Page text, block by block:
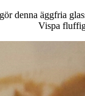
denna äggfria
Vispa